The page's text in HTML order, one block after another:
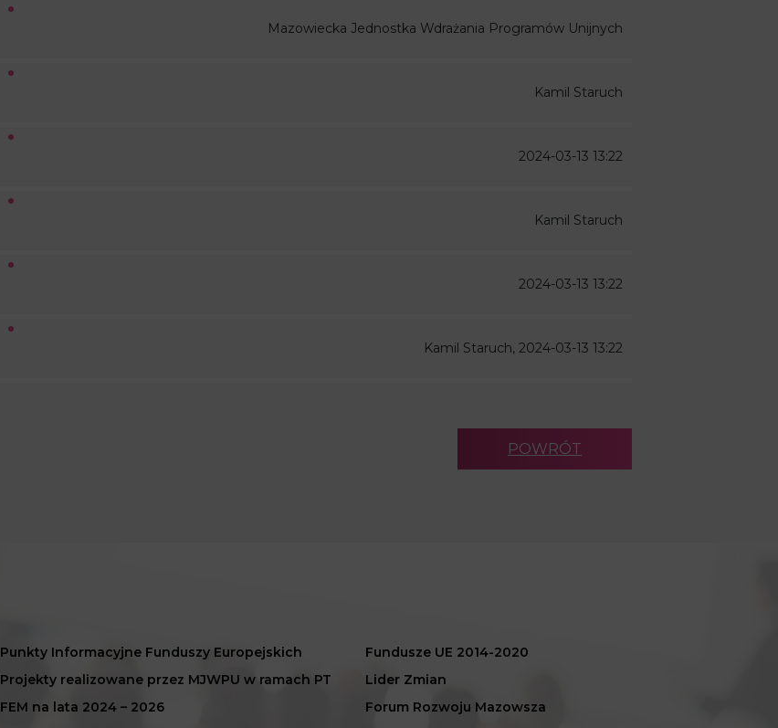
Mazowiecka Jednostka Wdrażania Programów Unijnych
Kamil Staruch
2024-03-13 13:22
Kamil Staruch
2024-03-13 13:22
Kamil Staruch, 2024-03-13 13:22
POWRÓT
Punkty Informacyjne Funduszy Europejskich
Projekty realizowane przez MJWPU w ramach PT
FEM na lata 2024 – 2026
Fundusze UE 2014-2020
Lider Zmian
Forum Rozwoju Mazowsza